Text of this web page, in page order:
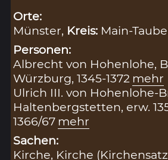
Orte:
Münster, Kreis: Main-
Personen:
Albrecht von Hohenlohe,
Würzburg, 1345-1372 mehr
Ulrich III. von Hohenlohe-
Haltenbergstetten, erw.
1366/67 mehr
Sachen:
Kirche, Kirche